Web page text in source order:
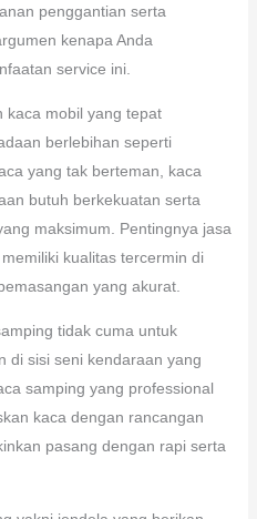
penggantian serta
kenapa Anda
service ini.
kaca mobil yang tepat
berlebihan seperti
yang tak berteman, kaca
butuh berkekuatan serta
maksimum. Pentingnya jasa
kualitas tercermin di
yang akurat.
tidak cuma untuk
di sisi seni kendaraan yang
samping yang professional
kaca dengan rancangan
pasang dengan rapi serta